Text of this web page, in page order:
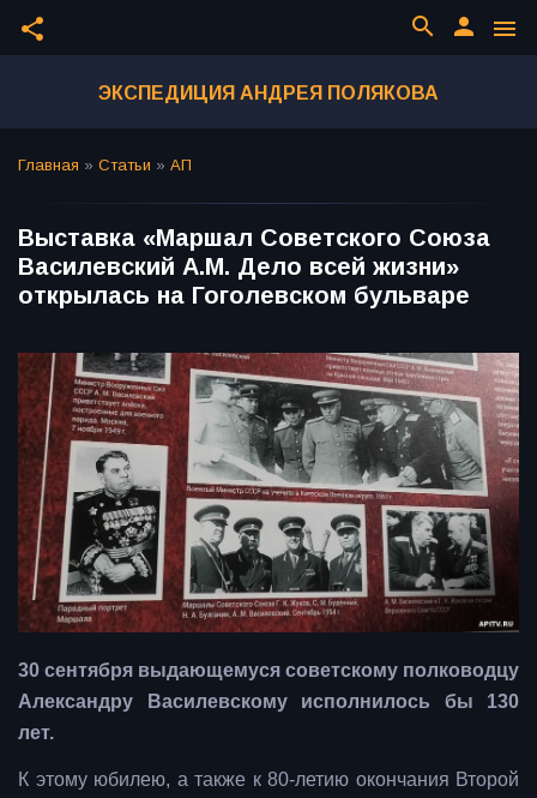
share menu
person
search
ЭКСПЕДИЦИЯ АНДРЕЯ ПОЛЯКОВА
Главная » Статьи » АП
Выставка «Маршал Советского Союза
Василевский А.М. Дело всей жизни»
открылась на Гоголевском бульваре
30 сентября выдающемуся советскому полководцу
Александру Василевскому исполнилось бы 130
лет.
К этому юбилею, а также к 80-летию окончания Второй